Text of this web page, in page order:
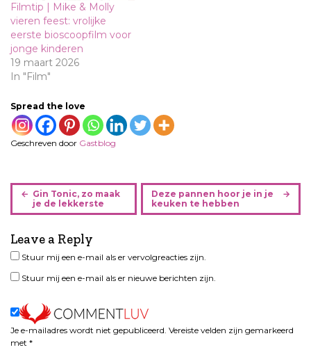
Filmtip | Mike & Molly
vieren feest: vrolijke
eerste bioscoopfilm voor
jonge kinderen
19 maart 2026
In "Film"
Spread the love
Geschreven door Gastblog
B
r
i
c
t
a
v
i
Gin Tonic, zo maak
je de lekkerste
Deze pannen hoor je in je
keuken te hebben
Leave a Reply
Je e-mailadres wordt niet gepubliceerd. Vereiste velden zijn gemarkeerd
met *
Stuur mij een e-mail als er vervolgreacties zijn.
Stuur mij een e-mail als er nieuwe berichten zijn.